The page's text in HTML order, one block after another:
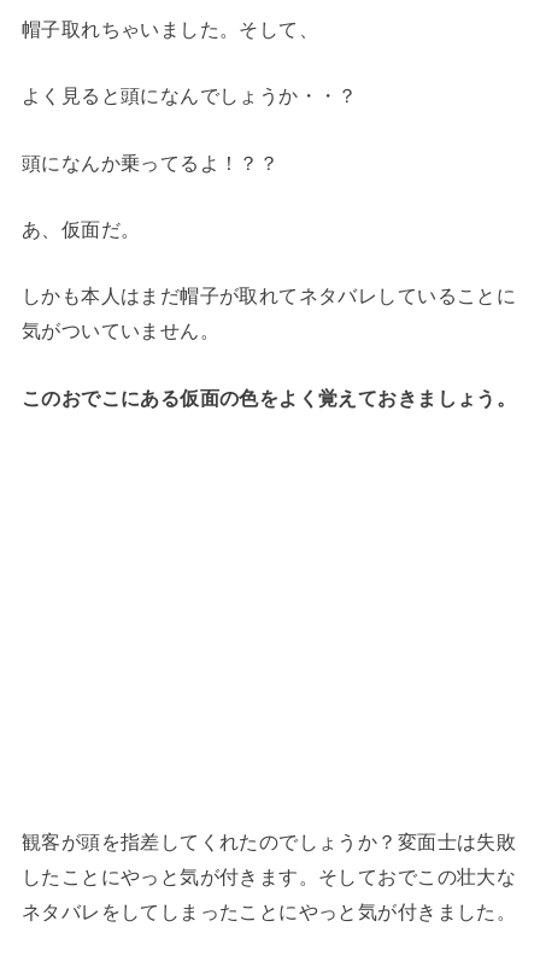
帽子取れちゃいました。そして、
よく見ると頭になんでしょうか・・？
頭になんか乗ってるよ！？？
あ、仮面だ。
しかも本人はまだ帽子が取れてネタバレしていることに
気がついていません。
このおでこにある仮面の色をよく覚えておきましょう。
観客が頭を指差してくれたのでしょうか？変面士は失敗
したことにやっと気が付きます。そしておでこの壮大な
ネタバレをしてしまったことにやっと気が付きました。